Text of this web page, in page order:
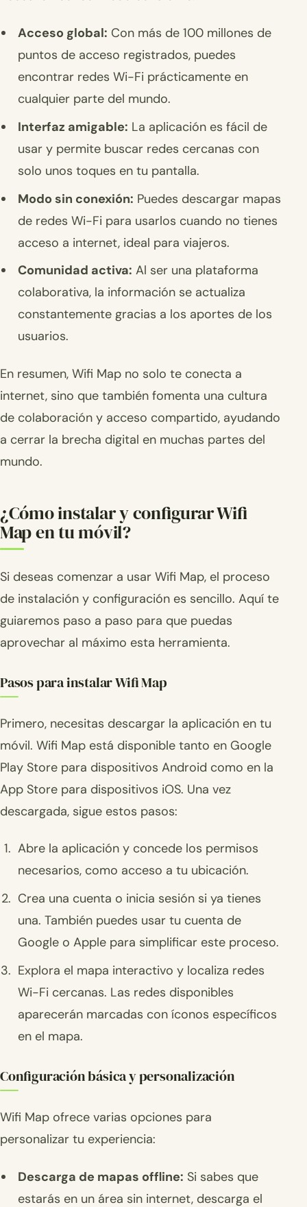
Acceso global: Con más de 100 millones de
puntos de acceso registrados, puedes
encontrar redes Wi-Fi prácticamente en
cualquier parte del mundo.
Interfaz amigable: La aplicación es fácil de
usar y permite buscar redes cercanas con
solo unos toques en tu pantalla.
Modo sin conexión: Puedes descargar mapas
de redes Wi-Fi para usarlos cuando no tienes
acceso a internet, ideal para viajeros.
Comunidad activa: Al ser una plataforma
colaborativa, la información se actualiza
constantemente gracias a los aportes de los
usuarios.
En resumen, Wifi Map no solo te conecta a
internet, sino que también fomenta una cultura
de colaboración y acceso compartido, ayudando
a cerrar la brecha digital en muchas partes del
mundo.
¿Cómo instalar y configurar Wifi
Map en tu móvil?
Si deseas comenzar a usar Wifi Map, el proceso
de instalación y configuración es sencillo. Aquí te
guiaremos paso a paso para que puedas
aprovechar al máximo esta herramienta.
Pasos para instalar Wifi Map
Primero, necesitas descargar la aplicación en tu
móvil. Wifi Map está disponible tanto en Google
Play Store para dispositivos Android como en la
App Store para dispositivos iOS. Una vez
descargada, sigue estos pasos:
Abre la aplicación y concede los permisos
necesarios, como acceso a tu ubicación.
Crea una cuenta o inicia sesión si ya tienes
una. También puedes usar tu cuenta de
Google o Apple para simplificar este proceso.
Explora el mapa interactivo y localiza redes
Wi-Fi cercanas. Las redes disponibles
aparecerán marcadas con íconos específicos
en el mapa.
Configuración básica y personalización
Wifi Map ofrece varias opciones para
personalizar tu experiencia:
Descarga de mapas offline: Si sabes que
estarás en un área sin internet, descarga el